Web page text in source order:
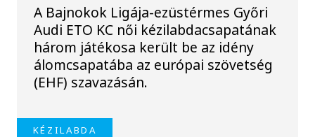
A Bajnokok Ligája-ezüstérmes Győri
Audi ETO KC női kézilabdacsapatának
három játékosa került be az idény
álomcsapatába az európai szövetség
(EHF) szavazásán.
KÉZILABDA